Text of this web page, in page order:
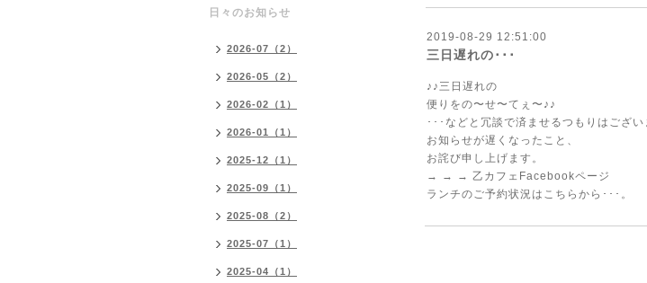
2019-08-29 12:51:00
三日遅れの･･･
♪♪三日遅れの
便りをの〜せ〜てぇ〜♪♪
･･･などと冗談で済ませるつもりはござい
お知らせが遅くなったこと、
お詫び申し上げます。
→ → → 乙カフェFacebookページ
ランチのご予約状況はこちらから･･･。
日々のお知らせ
2026-07（2）
2026-05（2）
2026-02（1）
2026-01（1）
2025-12（1）
2025-09（1）
2025-08（2）
2025-07（1）
2025-04（1）